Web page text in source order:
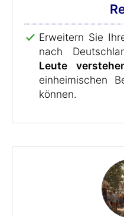
Erweitern Sie
nach
Leute
einheimischen
können.